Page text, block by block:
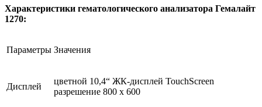
Характеристики гематологического анализатора Гемалайт
1270:
Параметры Значения
Дисплей
цветной 10,4“ ЖК-дисплей TouchScreen
разрешение 800 х 600